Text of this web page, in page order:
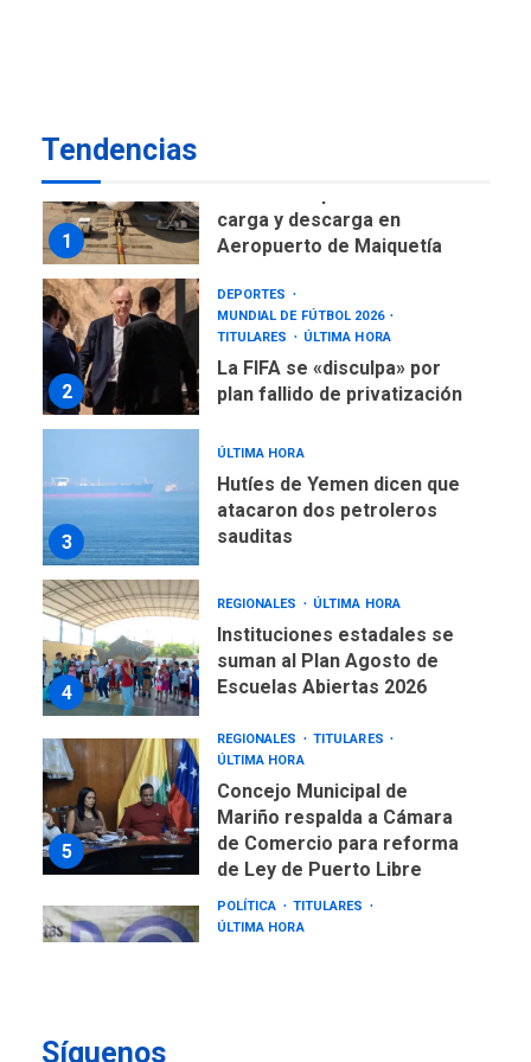
Tendencias
1
carga y descarga en
Aeropuerto de Maiquetía
2
DEPORTES
MUNDIAL DE FÚTBOL 2026
TITULARES
ÚLTIMA HORA
La FIFA se «disculpa» por
plan fallido de privatización
3
ÚLTIMA HORA
Hutíes de Yemen dicen que
atacaron dos petroleros
sauditas
4
REGIONALES ÚLTIMA HORA
Instituciones estadales se
suman al Plan Agosto de
Escuelas Abiertas 2026
5
REGIONALES
TITULARES
ÚLTIMA HORA
Concejo Municipal de
Mariño respalda a Cámara
de Comercio para reforma
de Ley de Puerto Libre
POLÍTICA
TITULARES
ÚLTIMA HORA
Síguenos